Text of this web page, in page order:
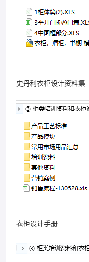
史丹利衣柜设计资料集
衣柜设计手册